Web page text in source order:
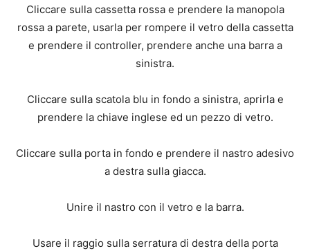
Cliccare sulla cassetta rossa e prendere la manopola
rossa a parete, usarla per rompere il vetro della cassetta
e prendere il controller, prendere anche una barra a
sinistra.
Cliccare sulla scatola blu in fondo a sinistra, aprirla e
prendere la chiave inglese ed un pezzo di vetro.
Cliccare sulla porta in fondo e prendere il nastro adesivo
a destra sulla giacca.
Unire il nastro con il vetro e la barra.
Usare il raggio sulla serratura di destra della porta